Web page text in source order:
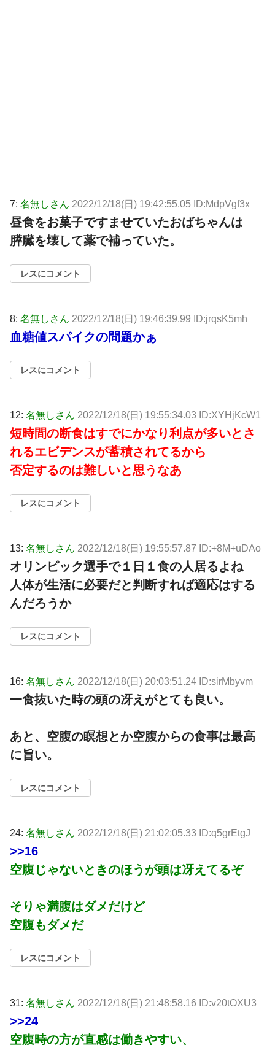
7: 名無しさん 2022/12/18(日) 19:42:55.05 ID:MdpVgf3x
昼食をお菓子ですませていたおばちゃんは
膵臓を壊して薬で補っていた。
レスにコメント
8: 名無しさん 2022/12/18(日) 19:46:39.99 ID:jrqsK5mh
血糖値スパイクの問題かぁ
レスにコメント
12: 名無しさん 2022/12/18(日) 19:55:34.03 ID:XYHjKcW1
短時間の断食はすでにかなり利点が多いとさ
れるエビデンスが蓄積されてるから
否定するのは難しいと思うなあ
レスにコメント
13: 名無しさん 2022/12/18(日) 19:55:57.87 ID:+8M+uDAo
オリンピック選手で１日１食の人居るよね
人体が生活に必要だと判断すれば適応はする
んだろうか
レスにコメント
16: 名無しさん 2022/12/18(日) 20:03:51.24 ID:sirMbyvm
一食抜いた時の頭の冴えがとても良い。
あと、空腹の瞑想とか空腹からの食事は最高
に旨い。
レスにコメント
24: 名無しさん 2022/12/18(日) 21:02:05.33 ID:q5grEtgJ
>>16
空腹じゃないときのほうが頭は冴えてるぞ
そりゃ満腹はダメだけど
空腹もダメだ
レスにコメント
31: 名無しさん 2022/12/18(日) 21:48:58.16 ID:v20tOXU3
>>24
空腹時の方が直感は働きやすい、